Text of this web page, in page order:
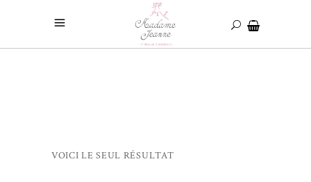
VOICI LE SEUL RÉSULTAT